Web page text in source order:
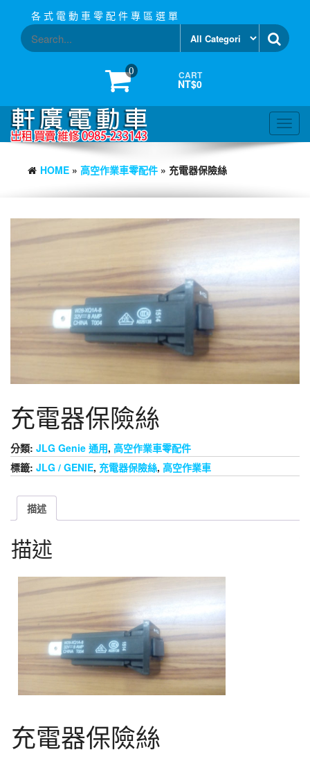
content
各 式 電 動 車 零 配 件 專 區 選 單
0 CART
NT$0
HOME » 高空作業車零配件 » 充電器保險絲
充電器保險絲
分類: JLG Genie 通用, 高空作業車零配件
標籤: JLG / GENIE, 充電器保險絲, 高空作業車
描述
描述
充電器保險絲